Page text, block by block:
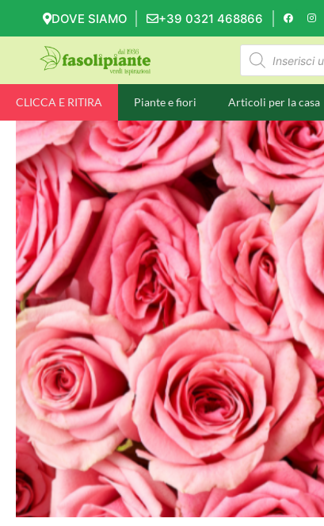
DOVE SIAMO +39 0321 468866
CLICCA E RITIRA Piante e fiori Articoli per la casa